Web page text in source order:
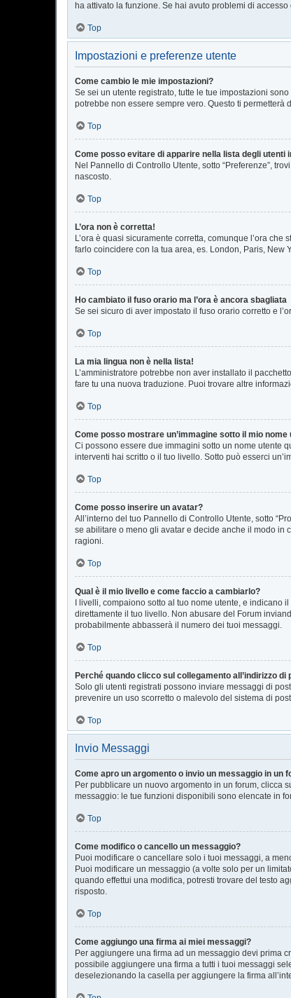
ha attivato la funzione. Se hai avuto problemi di
Top
Impostazioni e preferenze utente
Come cambio le mie impostazioni?
Se sei un utente registrato, tutte le tue impostazioni
potrebbe non essere sempre vero. Questo ti
Top
Come posso evitare di apparire nella lista degli utenti
Nel Pannello di Controllo Utente, sotto “Preferenze”,
nascosto.
Top
L’ora non è corretta!
L’ora è quasi sicuramente corretta, comunque l’ora
farlo coincidere con la tua area, es. London, Paris, New
Top
Ho cambiato il fuso orario ma l’ora è ancora sbagliata
Se sei sicuro di aver impostato il fuso orario corretto e
Top
La mia lingua non è nella lista!
L’amministratore potrebbe non aver installato il
fare tu una nuova traduzione. Puoi trovare altre
Top
Come posso mostrare un’immagine sotto il mio nome
Ci possono essere due immagini sotto un nome utente
interventi hai scritto o il tuo livello. Sotto può esserci
Top
Come posso inserire un avatar?
All’interno del tuo Pannello di Controllo Utente, sotto
se abilitare o meno gli avatar e decide anche il modo in
ragioni.
Top
Qual è il mio livello e come faccio a cambiarlo?
I livelli, compaiono sotto al tuo nome utente, e
direttamente il tuo livello. Non abusare del Forum
probabilmente abbasserà il numero dei tuoi messaggi.
Top
Perché quando clicco sul collegamento all’indirizzo
Solo gli utenti registrati possono inviare messaggi di
prevenire un uso scorretto o malevolo del sistema di
Top
Invio Messaggi
Come apro un argomento o invio un messaggio in un
Per pubblicare un nuovo argomento in un forum, clicca
messaggio: le tue funzioni disponibili sono elencate in
Top
Come modifico o cancello un messaggio?
Puoi modificare o cancellare solo i tuoi messaggi, a
Puoi modificare un messaggio (a volte solo per un
quando effettui una modifica, potresti trovare del testo
risposto.
Top
Come aggiungo una firma ai miei messaggi?
Per aggiungere una firma ad un messaggio devi prima
possibile aggiungere una firma a tutti i tuoi messaggi
deselezionando la casella per aggiungere la firma